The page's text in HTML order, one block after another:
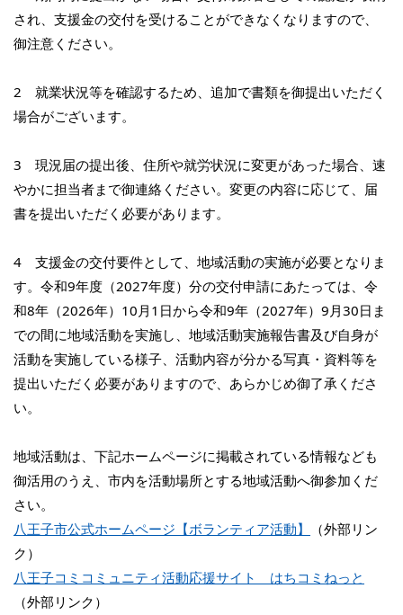
され、支援金の交付を受けることができなくなりますので、
御注意ください。
2 就業状況等を確認するため、追加で書類を御提出いただく
場合がございます。
3 現況届の提出後、住所や就労状況に変更があった場合、速
やかに担当者まで御連絡ください。変更の内容に応じて、届
書を提出いただく必要があります。
4 支援金の交付要件として、地域活動の実施が必要となりま
す。令和9年度（2027年度）分の交付申請にあたっては、令
和8年（2026年）10月1日から令和9年（2027年）9月30日ま
での間に地域活動を実施し、地域活動実施報告書及び自身が
活動を実施している様子、活動内容が分かる写真・資料等を
提出いただく必要がありますので、あらかじめ御了承くださ
い。
地域活動は、下記ホームページに掲載されている情報なども
御活用のうえ、市内を活動場所とする地域活動へ御参加くだ
さい。
八王子市公式ホームページ【ボランティア活動】
（外部リン
ク）
八王子コミコミュニティ活動応援サイト はちコミねっと
（外部リンク）